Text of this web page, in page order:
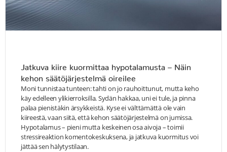
Jatkuva kiire kuormittaa hypotalamusta – Näin
kehon säätöjärjestelmä oireilee
Moni tunnistaa tunteen: tahti on jo rauhoittunut, mutta keho
käy edelleen ylikierroksilla. Sydän hakkaa, uni ei tule, ja pinna
palaa pienistäkin ärsykkeistä. Kyse ei välttämättä ole vain
kiireestä, vaan siitä, että kehon säätöjärjestelmä on jumissa.
Hypotalamus – pieni mutta keskeinen osa aivoja – toimii
stressireaktion komentokeskuksena, ja jatkuva kuormitus voi
jättää sen hälytystilaan.